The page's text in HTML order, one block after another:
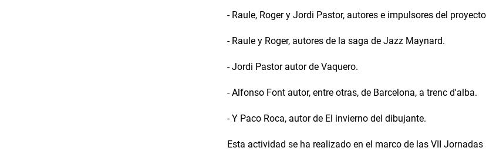
- Raule, Roger y Jordi Pastor, autores e impulsores del
- Raule y Roger, autores de la saga de Jazz Maynard.
- Jordi Pastor autor de Vaquero.
- Alfonso Font autor, entre otras, de Barcelona, a trenc d'alba.
- Y Paco Roca, autor de El invierno del dibujante.
Esta actividad se ha realizado en el marco de las VII